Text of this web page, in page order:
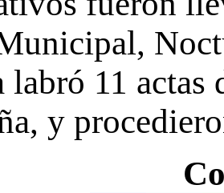
labró 11
y